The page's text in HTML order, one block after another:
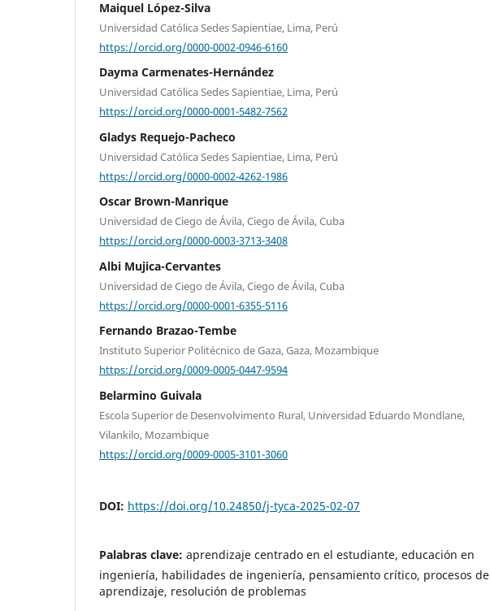
Maiquel López-Silva
Universidad Católica Sedes Sapientiae, Lima, Perú
https://orcid.org/0000-0002-0946-6160
Dayma Carmenates-Hernández
Universidad Católica Sedes Sapientiae, Lima, Perú
https://orcid.org/0000-0001-5482-7562
Gladys Requejo-Pacheco
Universidad Católica Sedes Sapientiae, Lima, Perú
https://orcid.org/0000-0002-4262-1986
Oscar Brown-Manrique
Universidad de Ciego de Ávila, Ciego de Ávila, Cuba
https://orcid.org/0000-0003-3713-3408
Albi Mujica-Cervantes
Universidad de Ciego de Ávila, Ciego de Ávila, Cuba
https://orcid.org/0000-0001-6355-5116
Fernando Brazao-Tembe
Instituto Superior Politécnico de Gaza, Gaza, Mozambique
https://orcid.org/0009-0005-0447-9594
Belarmino Guivala
Escola Superior de Desenvolvimento Rural, Universidad Eduardo Mondlane,
Vilankilo, Mozambique
https://orcid.org/0009-0005-3101-3060
DOI: https://doi.org/10.24850/j-tyca-2025-02-07
Palabras clave: aprendizaje centrado en el estudiante, educación en
ingeniería, habilidades de ingeniería, pensamiento crítico, procesos de
aprendizaje, resolución de problemas